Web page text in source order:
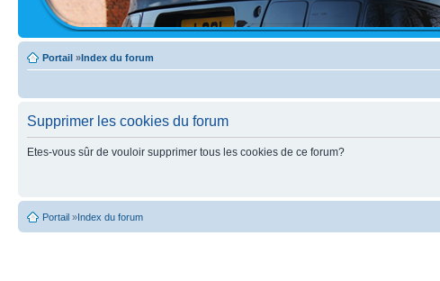
Portail »Index du forum
Supprimer les cookies du forum
Etes-vous sûr de vouloir supprimer tous les cookies de ce forum?
Portail »Index du forum